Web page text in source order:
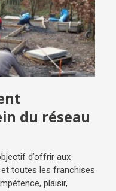
du réseau
d’offrir aux
toutes les franchises
plaisir,